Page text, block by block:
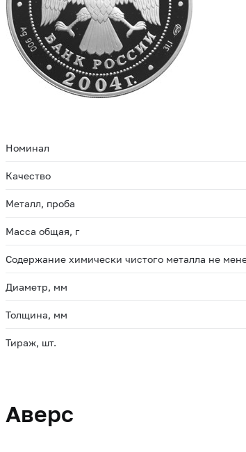
Номинал
Качество
Металл, проба
Масса общая, г
Содержание химически чистого металла не
Диаметр, мм
Толщина, мм
Тираж, шт.
Аверс